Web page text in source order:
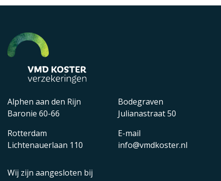
Alphen aan den Rijn
Baronie 60-66
Rotterdam
Lichtenauerlaan 110
Bodegraven
Julianastraat 50
E-mail
info@vmdkoster.nl
Wij zijn aangesloten bij